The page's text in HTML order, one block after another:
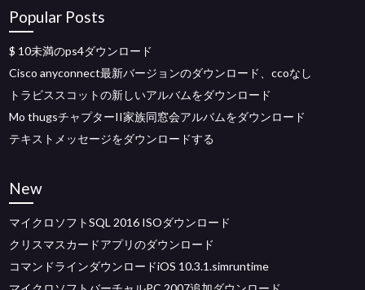
Popular Posts
$ 10未満のps4ダウンロード
Cisco anyconnect最新バージョンのダウンロード、ccoなし
トラビススコットの新しいアルバムをダウンロード
Mo thugsチャプターII家族同窓会アルバムをダウンロード
テキストメッセージをダウンロードする
New
マイクロソフトSQL 2016 ISOダウンロード
クリスマスカードアプリのダウンロード
コマンドラインダウンロードiOS 10.3.1.simruntime